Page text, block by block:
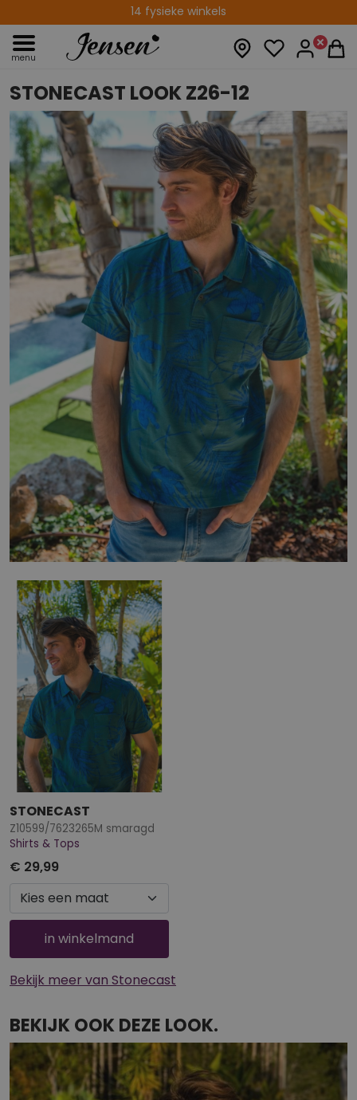
14 fysieke winkels
Levering binnen 2-5 werkdagen
menu
STONECAST LOOK Z26-12
STONECAST
Z10599/7623265M smaragd
Shirts & Tops
€ 29,99
in winkelmand
Bekijk meer van Stonecast
BEKIJK OOK DEZE LOOK.